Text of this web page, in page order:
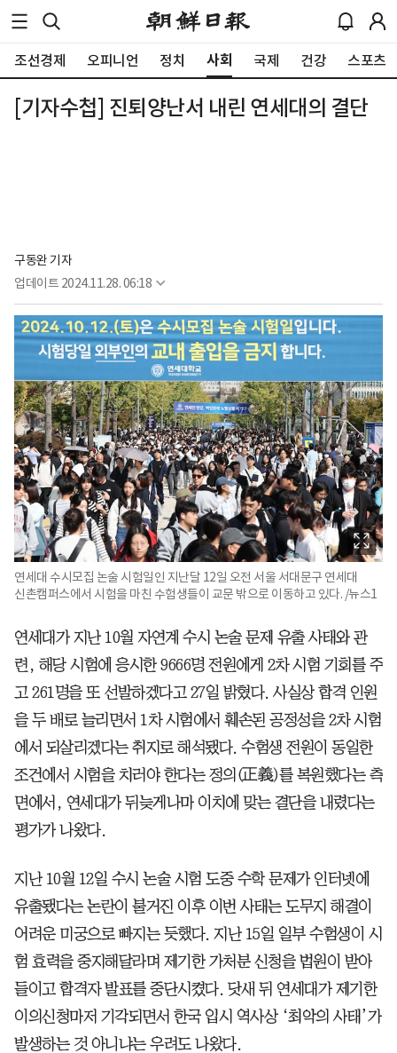
조선경제 오피니언 정치 사회 국제 건강 스포츠
[기자수첩] 진퇴양난서 내린 연세대의 결단
구동완 기자
업데이트 2024.11.28. 06:18
연세대 수시모집 논술 시험일인 지난달 12일 오전 서울 서대문구 연세대
신촌캠퍼스에서 시험을 마친 수험생들이 교문 밖으로 이동하고 있다. /뉴스1
연세대가 지난 10월 자연계 수시 논술 문제 유출 사태와 관
련, 해당 시험에 응시한 9666명 전원에게 2차 시험 기회를 주
고 261명을 또 선발하겠다고 27일 밝혔다. 사실상 합격 인원
을 두 배로 늘리면서 1차 시험에서 훼손된 공정성을 2차 시험
에서 되살리겠다는 취지로 해석됐다. 수험생 전원이 동일한
조건에서 시험을 치러야 한다는 정의(正義)를 복원했다는 측
면에서, 연세대가 뒤늦게나마 이치에 맞는 결단을 내렸다는
평가가 나왔다.
지난 10월 12일 수시 논술 시험 도중 수학 문제가 인터넷에
유출됐다는 논란이 불거진 이후 이번 사태는 도무지 해결이
어려운 미궁으로 빠지는 듯했다. 지난 15일 일부 수험생이 시
험 효력을 중지해달라며 제기한 가처분 신청을 법원이 받아
들이고 합격자 발표를 중단시켰다. 닷새 뒤 연세대가 제기한
이의신청마저 기각되면서 한국 입시 역사상 ‘최악의 사태’가
발생하는 것 아니냐는 우려도 나왔다.